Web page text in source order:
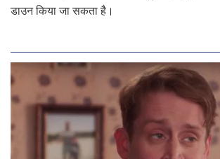
डाउन किया जा सकता है।